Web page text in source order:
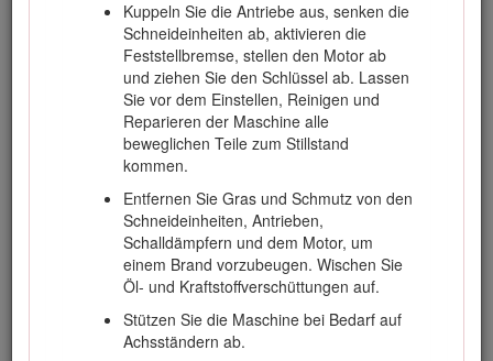
Kuppeln Sie die Antriebe aus, senken die
Schneideinheiten ab, aktivieren die
Feststellbremse, stellen den Motor ab
und ziehen Sie den Schlüssel ab. Lassen
Sie vor dem Einstellen, Reinigen und
Reparieren der Maschine alle
beweglichen Teile zum Stillstand
kommen.
Entfernen Sie Gras und Schmutz von den
Schneideinheiten, Antrieben,
Schalldämpfern und dem Motor, um
einem Brand vorzubeugen. Wischen Sie
Öl- und Kraftstoffverschüttungen auf.
Stützen Sie die Maschine bei Bedarf auf
Achsständern ab.
erhöhter Vorsicht. Fahren Sie an Hängen in
der empfohlenen Richtung. Der Zustand der
Grünfläche kann sich auf die Stabilität der
Maschine auswirken.
Vermeiden Sie das Anfahren, Anhalten oder
Wenden an Hanglagen. Kuppeln Sie die
Messer aus, wenn die Reifen die
Bodenhaftung verlieren, und fahren langsam
hangabwärts.
Wenden Sie Maschine nicht abrupt. Passen
Sie beim Wenden der Maschine auf.
Halten Sie beim Arbeiten mit der Maschine
an Hanglagen immer alle Schneideinheiten
abgesenkt.